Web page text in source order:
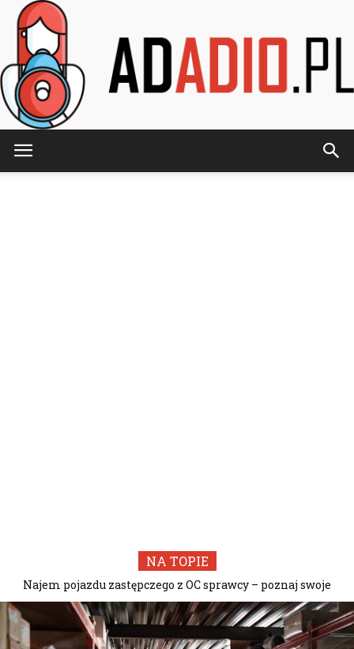
NA TOPIE
Najem pojazdu zastępczego z OC sprawcy – poznaj swoje